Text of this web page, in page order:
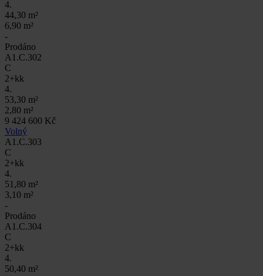
4.
44,30 m²
6,90 m²
-
Prodáno
A1.C.302
C
2+kk
4.
53,30 m²
2,80 m²
9 424 600 Kč
Volný
A1.C.303
C
2+kk
4.
51,80 m²
3,10 m²
-
Prodáno
A1.C.304
C
2+kk
4.
50,40 m²